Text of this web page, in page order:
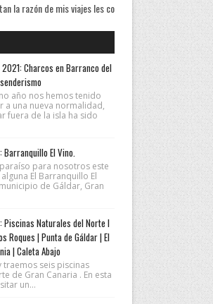
de mis viajes les contesto que sé bien de qué huyo pero
Charcos en Barranco del
año nos hemos tenido
a una nueva normalidad,
fuera de la isla ha sido
Barranquillo El Vino.
para nosotros este
El Barranquillo El
de Gáldar, Gran
Piscinas Naturales del Norte I
Roques | Punta de Gáldar | El
| Caleta Abajo
traemos seis piscinas
de Gran Canaria . En esta
un...